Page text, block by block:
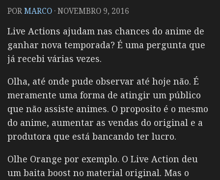
PORMARCO ·NOVEMBRO 9, 2016
Live Actions ajudam nas chances do anime de
ganhar nova temporada? É uma pergunta que
já recebi várias vezes.
Olha, até onde pude observar até hoje não. É
meramente uma forma de atingir um público
que não assiste animes. O proposito é o mesmo
do anime, aumentar as vendas do original e a
produtora que está bancando ter lucro.
Olhe Orange por exemplo. O Live Action deu
um baita boost no material original. Mas o